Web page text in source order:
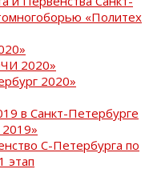
«Политех
2020»
2020»
в Санкт-Петербурге
С-Петербурга по
этап